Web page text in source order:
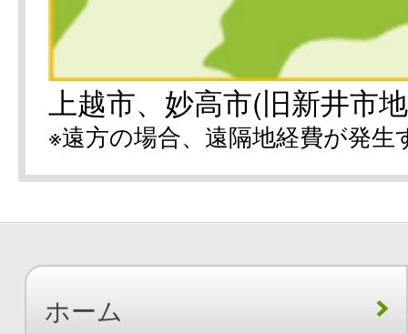
上越市、妙高市(旧新井市
※遠方の場合、遠隔地経費が発
ホーム